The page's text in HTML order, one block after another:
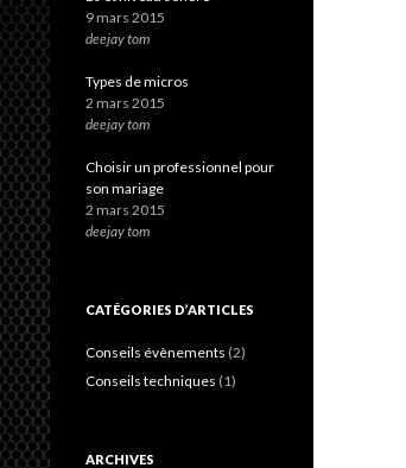
9 mars 2015
deejay tom
Types de micros
2 mars 2015
deejay tom
Choisir un professionnel pour
son mariage
2 mars 2015
deejay tom
CATÉGORIES D’ARTICLES
Conseils évènements (2)
Conseils techniques (1)
ARCHIVES